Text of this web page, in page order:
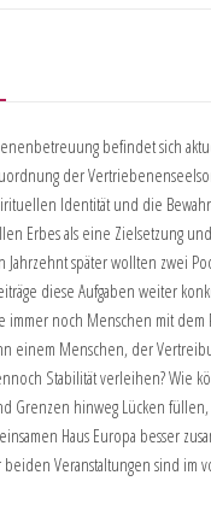
befindet sich
der
Identität und die
Erbes als eine Zielsetzung
später wollten zwei
diese Aufgaben weiter
immer noch Menschen mit
einem Menschen, der
Stabilität verleihen? Wie
Grenzen hinweg Lücken
Haus Europa besser
beiden Veranstaltungen sind im